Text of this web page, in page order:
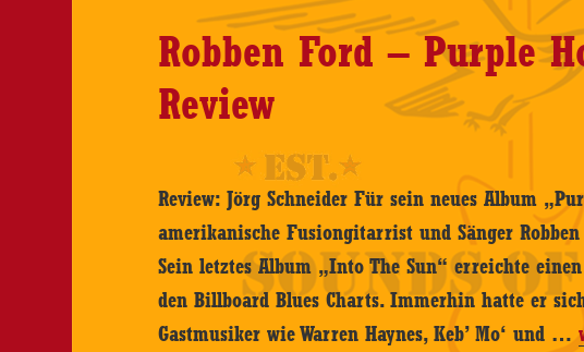
CD/DVD-
Review
Robben Ford – Purple
Review
Review: Jörg Schneider Für sein neues Album
amerikanische Fusiongitarrist und Sänger
Sein letztes Album „Into The Sun“ erreichte
den Billboard Blues Charts. Immerhin hatte er
Gastmusiker wie Warren Haynes, Keb’ Mo‘ und …